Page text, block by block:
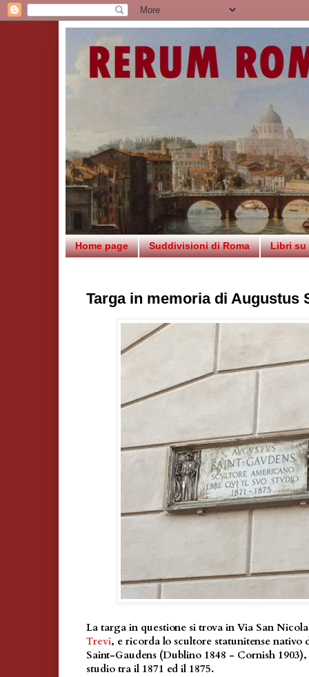
Home page Suddivisioni di Roma Libri su
Targa in memoria di Augustus
La targa in questione si trova in Via San
Trevi, e ricorda lo scultore statunitense nativo
Saint-Gaudens (Dublino 1848 - Cornish
studio tra il 1871 ed il 1875.